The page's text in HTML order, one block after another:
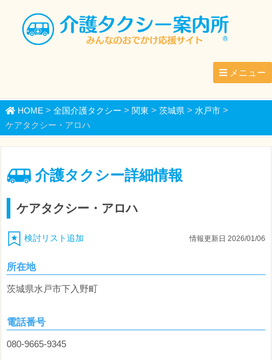
メニュー
HOME> 全国介護タクシー > 関東 > 茨城県> 水戸市>
ケアタクシー・アロハ
介護タクシー詳細情報
ケアタクシー・アロハ
検討リスト追加 情報更新日 2026/01/06
所在地
茨城県水戸市下入野町
電話番号
080-9665-9345